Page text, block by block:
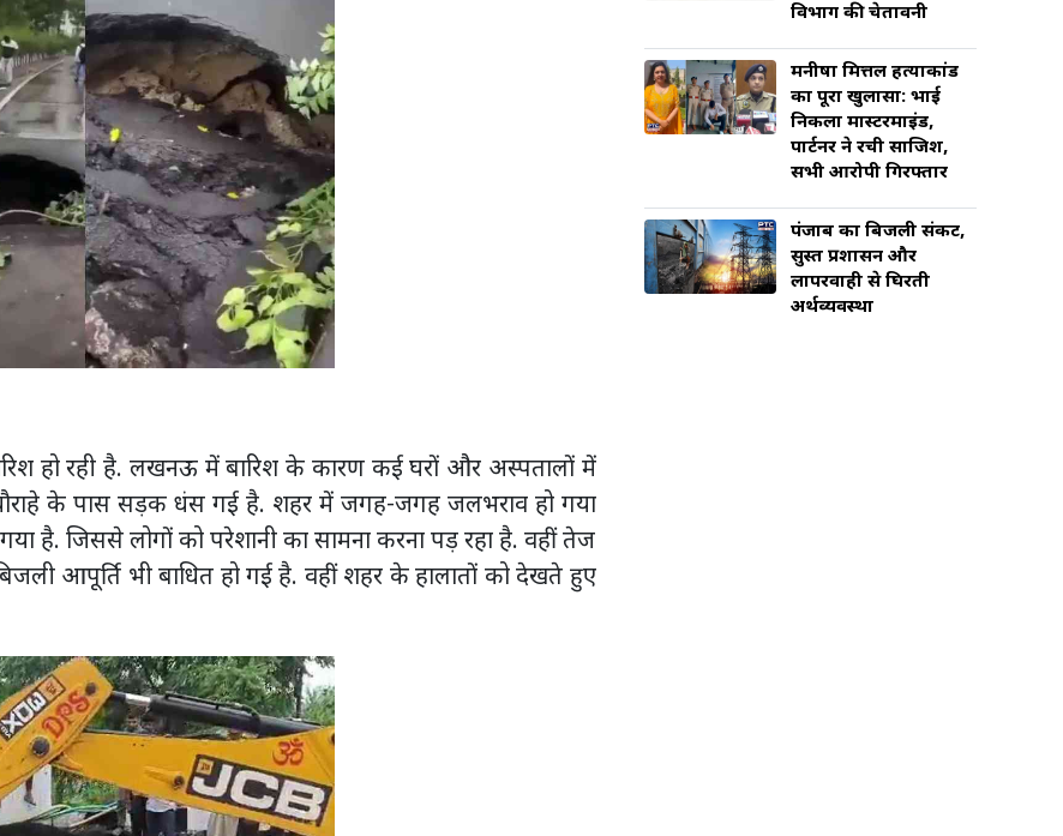
हो रही है. लखनऊ में बारिश के कारण कई घरों और अस्पतालों में
के पास सड़क धंस गई है. शहर में जगह-जगह जलभराव हो गया
है. जिससे लोगों को परेशानी का सामना करना पड़ रहा है. वहीं तेज
आपूर्ति भी बाधित हो गई है. वहीं शहर के हालातों को देखते हुए
विभाग की चेतावनी
मनीषा मित्तल हत्याकांड
का पूरा खुलासा: भाई
निकला मास्टरमाइंड,
पार्टनर ने रची साजिश,
सभी आरोपी गिरफ्तार
पंजाब का बिजली संकट,
सुस्त प्रशासन और
लापरवाही से घिरती
अर्थव्यवस्था